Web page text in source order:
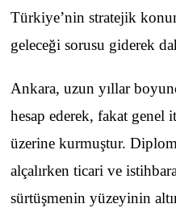
Türkiye’nin stratejik
geleceği sorusu giderek
Ankara, uzun yıllar
hesap ederek, fakat genel
üzerine kurmuştur.
alçalırken ticari ve
sürtüşmenin yüzeyinin